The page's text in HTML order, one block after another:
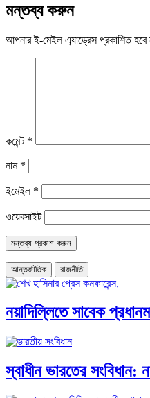
মন্তব্য করুন
আপনার ই-মেইল এ্যাড্রেস প্রকাশিত হবে
কমেন্ট *
নাম *
ইমেইল *
ওয়েবসাইট
আন্তর্জাতিক রাজনীতি
নয়াদিল্লিতে সাবেক
স্বাধীন ভারতের